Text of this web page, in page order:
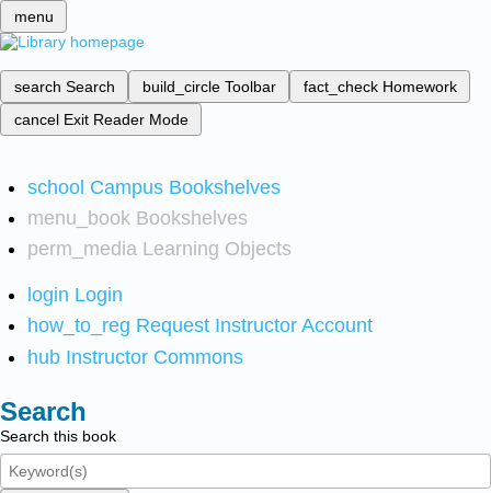
menu
search Search build_circle Toolbar fact_check Homework
cancel Exit Reader Mode
school Campus Bookshelves
menu_book Bookshelves
perm_media Learning Objects
login Login
how_to_reg Request Instructor Account
hub Instructor Commons
Search
Search this book